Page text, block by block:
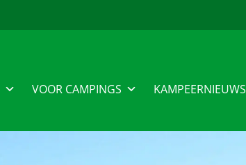
VOOR CAMPINGS KAMPEERNIEUWS